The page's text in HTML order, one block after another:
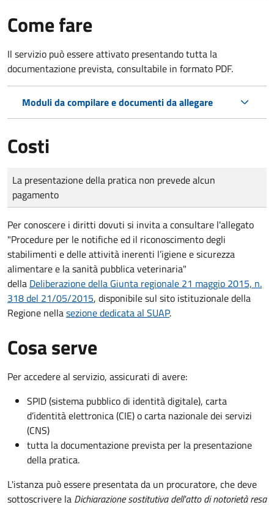
Come fare
Il servizio può essere attivato presentando tutta la
documentazione prevista, consultabile in formato PDF.
Moduli da compilare e documenti da allegare
Costi
Tipo di pagamento
Importo
La presentazione della pratica non prevede alcun
pagamento
Per conoscere i diritti dovuti si invita a consultare l'allegato
"Procedure per le notifiche ed il riconoscimento degli
stabilimenti e delle attività inerenti l’igiene e sicurezza
alimentare e la sanità pubblica veterinaria"
della Deliberazione della Giunta regionale 21 maggio 2015, n.
318 del 21/05/2015, disponibile sul sito istituzionale della
Regione nellasezione dedicata al SUAP.
Cosa serve
Per accedere al servizio, assicurati di avere:
SPID (sistema pubblico di identità digitale), carta
d’identità elettronica (CIE) o carta nazionale dei servizi
(CNS)
tutta la documentazione prevista per la presentazione
della pratica.
L'istanza può essere presentata da un procuratore, che deve
sottoscrivere la Dichiarazione sostitutiva dell'atto di notorietà resa